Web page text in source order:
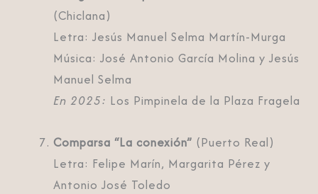
(Chiclana)
Letra: Jesús Manuel Selma Martín-Murga
Música: José Antonio García Molina y Jesús
Manuel Selma
En 2025: Los Pimpinela de la Plaza Fragela
Comparsa “La conexión” (Puerto Real)
Letra: Felipe Marín, Margarita Pérez y
Antonio José Toledo